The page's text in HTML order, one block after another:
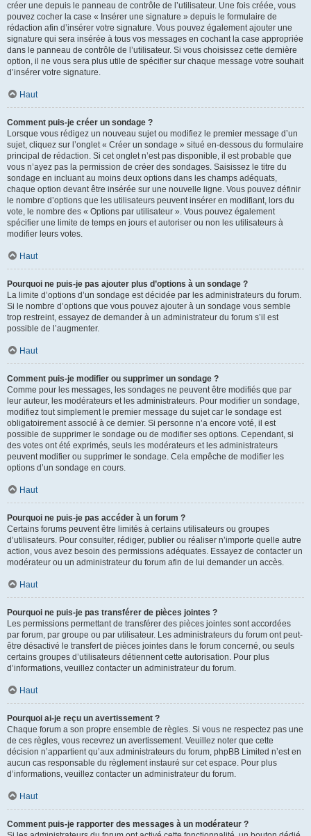
créer une depuis le panneau de contrôle de l’utilisateur. Une fois créée, vous
pouvez cocher la case « Insérer une signature » depuis le formulaire de
rédaction afin d’insérer votre signature. Vous pouvez également ajouter une
signature qui sera insérée à tous vos messages en cochant la case appropriée
dans le panneau de contrôle de l’utilisateur. Si vous choisissez cette dernière
option, il ne vous sera plus utile de spécifier sur chaque message votre souhait
d’insérer votre signature.
Haut
Comment puis-je créer un sondage ?
Lorsque vous rédigez un nouveau sujet ou modifiez le premier message d’un
sujet, cliquez sur l’onglet « Créer un sondage » situé en-dessous du formulaire
principal de rédaction. Si cet onglet n’est pas disponible, il est probable que
vous n’ayez pas la permission de créer des sondages. Saisissez le titre du
sondage en incluant au moins deux options dans les champs adéquats,
chaque option devant être insérée sur une nouvelle ligne. Vous pouvez définir
le nombre d’options que les utilisateurs peuvent insérer en modifiant, lors du
vote, le nombre des « Options par utilisateur ». Vous pouvez également
spécifier une limite de temps en jours et autoriser ou non les utilisateurs à
modifier leurs votes.
Haut
Pourquoi ne puis-je pas ajouter plus d’options à un sondage ?
La limite d’options d’un sondage est décidée par les administrateurs du forum.
Si le nombre d’options que vous pouvez ajouter à un sondage vous semble
trop restreint, essayez de demander à un administrateur du forum s’il est
possible de l’augmenter.
Haut
Comment puis-je modifier ou supprimer un sondage ?
Comme pour les messages, les sondages ne peuvent être modifiés que par
leur auteur, les modérateurs et les administrateurs. Pour modifier un sondage,
modifiez tout simplement le premier message du sujet car le sondage est
obligatoirement associé à ce dernier. Si personne n’a encore voté, il est
possible de supprimer le sondage ou de modifier ses options. Cependant, si
des votes ont été exprimés, seuls les modérateurs et les administrateurs
peuvent modifier ou supprimer le sondage. Cela empêche de modifier les
options d’un sondage en cours.
Haut
Pourquoi ne puis-je pas accéder à un forum ?
Certains forums peuvent être limités à certains utilisateurs ou groupes
d’utilisateurs. Pour consulter, rédiger, publier ou réaliser n’importe quelle autre
action, vous avez besoin des permissions adéquates. Essayez de contacter un
modérateur ou un administrateur du forum afin de lui demander un accès.
Haut
Pourquoi ne puis-je pas transférer de pièces jointes ?
Les permissions permettant de transférer des pièces jointes sont accordées
par forum, par groupe ou par utilisateur. Les administrateurs du forum ont peut-
être désactivé le transfert de pièces jointes dans le forum concerné, ou seuls
certains groupes d’utilisateurs détiennent cette autorisation. Pour plus
d’informations, veuillez contacter un administrateur du forum.
Haut
Pourquoi ai-je reçu un avertissement ?
Chaque forum a son propre ensemble de règles. Si vous ne respectez pas une
de ces règles, vous recevrez un avertissement. Veuillez noter que cette
décision n’appartient qu’aux administrateurs du forum, phpBB Limited n’est en
aucun cas responsable du règlement instauré sur cet espace. Pour plus
d’informations, veuillez contacter un administrateur du forum.
Haut
Comment puis-je rapporter des messages à un modérateur ?